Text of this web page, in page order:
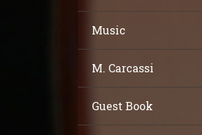
Music
M. Carcassi
Guest Book